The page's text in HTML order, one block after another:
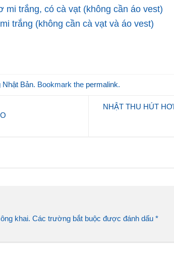
mi trắng, có cà vạt (không cần áo vest)
trắng (không cần cà vạt và áo vest)
Nhật Bản. Bookmark the permalink.
NHẬT THU HÚT
khai. Các trường bắt buộc được đánh dấu *